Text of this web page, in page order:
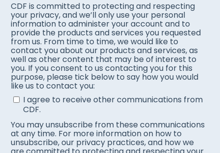
CDF is committed to protecting and respecting
your privacy, and we’ll only use your personal
information to administer your account and to
provide the products and services you requested
from us. From time to time, we would like to
contact you about our products and services, as
well as other content that may be of interest to
you. If you consent to us contacting you for this
purpose, please tick below to say how you would
like us to contact you:
I agree to receive other communications from
CDF.
You may unsubscribe from these communications
at any time. For more information on how to
unsubscribe, our privacy practices, and how we